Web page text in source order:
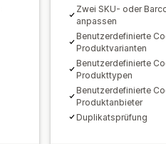
Zwei SKU- oder
anpassen
Benutzerdefinierte
Produktvarianten
Benutzerdefinierte
Produkttypen
Benutzerdefinierte
Produktanbieter
Duplikatsprüfung